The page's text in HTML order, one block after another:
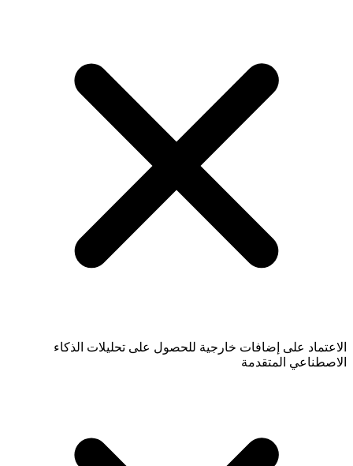
الاعتماد على إضافات خارجية للحصول على تحليلات الذكاء
الاصطناعي المتقدمة